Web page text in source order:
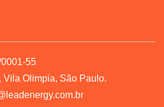
55
Vila Olimpia, São Paulo.